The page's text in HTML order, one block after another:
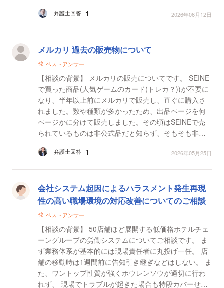
の...
弁護士回答 1 2026年06月12日
メルカリ 過去の販売物について
ベストアンサー
【相談の背景】 メルカリの販売についてです。 SEINE
で買った商品(人気ゲームのカード(トレカ？))が不要に
なり、半年以上前にメルカリで販売し、直ぐに購入さ
れました。数や種類が多かったため、出品ページを何
ページかに分けて販売しました。その頃はSEINEで売
られているものは非公式品だと知らず、そもそも非公
め、その...
弁護士回答 1 2026年05月25日
会社システム起因によるハラスメント発生再現
性の高い職場環境の対応改善についてのご相談
ベストアンサー
【相談の背景】 50店舗ほど展開する低価格ホテルチェ
ーングループの労働システムについてご相談です。 ま
ず業務体系が基本的には現場責任者に丸投げ一任。 店
舗の移動時は1週間前に告知引き継ぎなどはしない。 ま
た、ワントップ性質が強くホウレンソウが適切に行わ
れず、 現場でトラブルが起きた場合も特段カバーせず